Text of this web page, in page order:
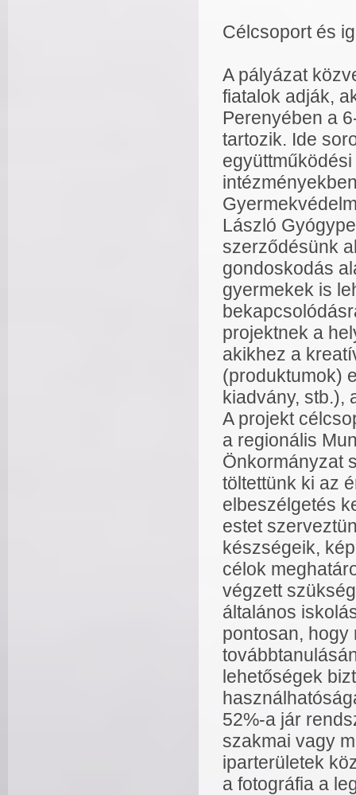
Célcsoport és
A pályázat
fiatalok adják,
Perenyében a
tartozik. Ide
László
szerződésünk
gondoskodás
gyermekek is
projektnek a
akikhez a
(produktumok)
kiadvány, stb.),
A projekt
a regionális
Önkormányzat
töltettünk ki az
elbeszélgetés
estet
készségeik,
célok
végzett
általános
pontosan, hogy
lehetőségek
52%-a jár
szakmai vagy
iparterületek
a fotográfia a